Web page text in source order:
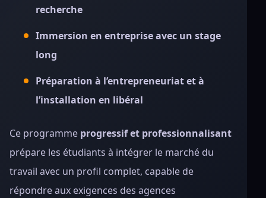
recherche
Immersion en entreprise avec un stage
long
Préparation à l’entrepreneuriat et à
l’installation en libéral
Ce programme progressif et professionnalisant
prépare les étudiants à intégrer le marché du
travail avec un profil complet, capable de
répondre aux exigences des agences